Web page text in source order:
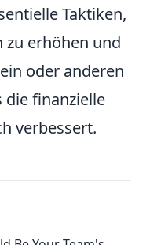
Taktiken,
zu erhöhen und
oder anderen
die finanzielle
verbessert.